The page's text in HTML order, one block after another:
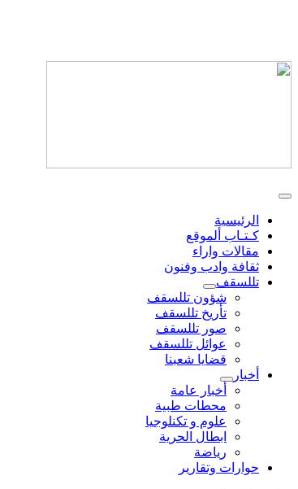
الرئيسية
كـتـاب ألموقع
مقالات واراء
ثقافة وادب وفنون
تللسقف
شؤون تللسقف
تأريخ تللسقف
صور تللسقف
عوائل تللسقف
قضايا شعبنا
أخبار
أخبار عامة
محطات طبية
علوم و تکنلوجیا
ابطال الحرية
رياضة
حوارات وتقارير